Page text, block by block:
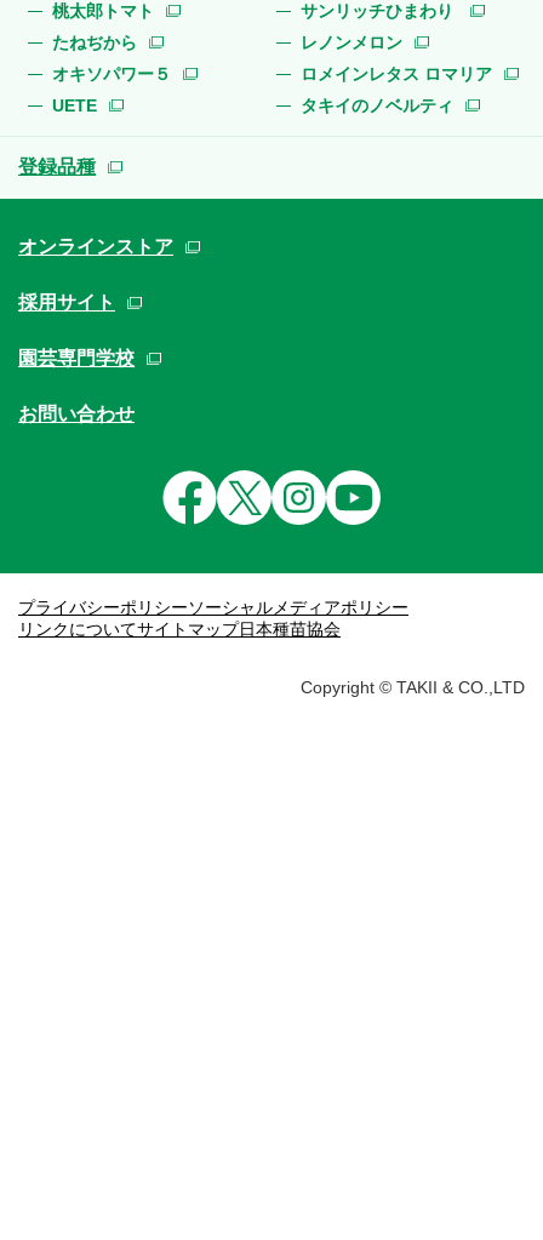
桃太郎トマト
サンリッチひまわり
たねぢから
レノンメロン
オキソパワー５
ロメインレタス ロマリア
UETE
タキイのノベルティ
登録品種
オンラインストア
採用サイト
園芸専門学校
お問い合わせ
プライバシーポリシーソーシャルメディアポリシー
リンクについてサイトマップ日本種苗協会
Copyright © TAKII & CO.,LTD